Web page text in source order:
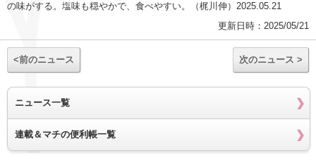
の味がする。塩味も穏やかで、食べやすい。（梶川伸）2025.05.21
更新日時：2025/05/21
<前のニュース 次のニュース >
ニュース一覧
連載＆マチの便利帳一覧